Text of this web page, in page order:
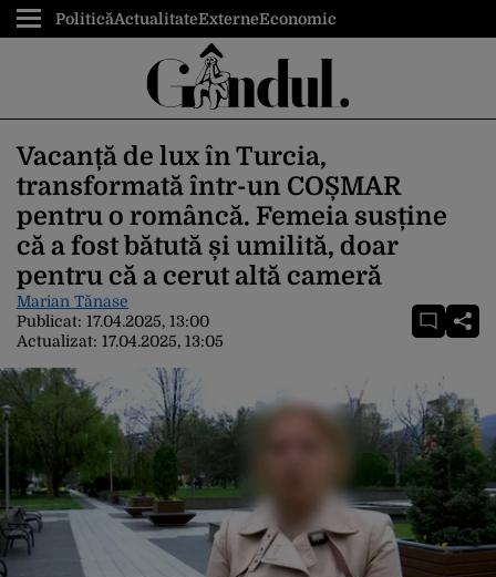
PoliticăActualitateExterneEconomic
Vacanță de lux în Turcia,
transformată într-un COȘMAR
pentru o româncă. Femeia susține
că a fost bătută și umilită, doar
pentru că a cerut altă cameră
Marian Tănase
Publicat: 17.04.2025, 13:00
Actualizat: 17.04.2025, 13:05